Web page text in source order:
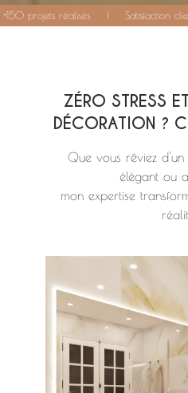
+150 projets réalisés Satisfaction
ZÉRO STRESS
DÉCORATION ?
Que vous rêviez d'un
élégant ou
mon expertise